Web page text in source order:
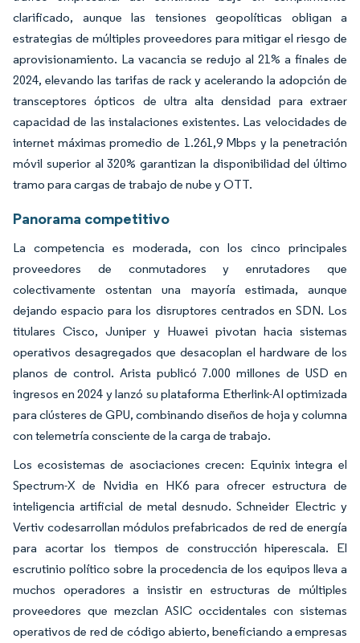
clarificado, aunque las tensiones geopolíticas obligan a
estrategias de múltiples proveedores para mitigar el riesgo de
aprovisionamiento. La vacancia se redujo al 21% a finales de
2024, elevando las tarifas de rack y acelerando la adopción de
transceptores ópticos de ultra alta densidad para extraer
capacidad de las instalaciones existentes. Las velocidades de
internet máximas promedio de 1.261,9 Mbps y la penetración
móvil superior al 320% garantizan la disponibilidad del último
tramo para cargas de trabajo de nube y OTT.
Panorama competitivo
La competencia es moderada, con los cinco principales
proveedores de conmutadores y enrutadores que
colectivamente ostentan una mayoría estimada, aunque
dejando espacio para los disruptores centrados en SDN. Los
titulares Cisco, Juniper y Huawei pivotan hacia sistemas
operativos desagregados que desacoplan el hardware de los
planos de control. Arista publicó 7.000 millones de USD en
ingresos en 2024 y lanzó su plataforma Etherlink-AI optimizada
para clústeres de GPU, combinando diseños de hoja y columna
con telemetría consciente de la carga de trabajo.
Los ecosistemas de asociaciones crecen: Equinix integra el
Spectrum-X de Nvidia en HK6 para ofrecer estructura de
inteligencia artificial de metal desnudo. Schneider Electric y
Vertiv codesarrollan módulos prefabricados de red de energía
para acortar los tiempos de construcción hiperescala. El
escrutinio político sobre la procedencia de los equipos lleva a
muchos operadores a insistir en estructuras de múltiples
proveedores que mezclan ASIC occidentales con sistemas
operativos de red de código abierto, beneficiando a empresas